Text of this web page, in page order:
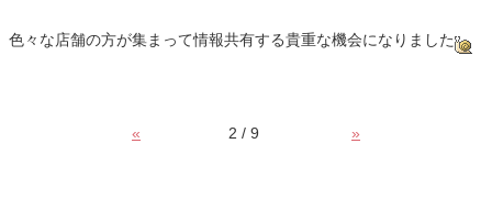
色々な店舗の方が集まって情報共有する貴重な機会になりました
« 2 / 9 »